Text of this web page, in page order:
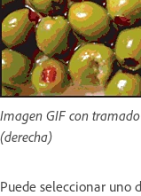
Imagen GIF con
(derecha)
Puede seleccionar uno